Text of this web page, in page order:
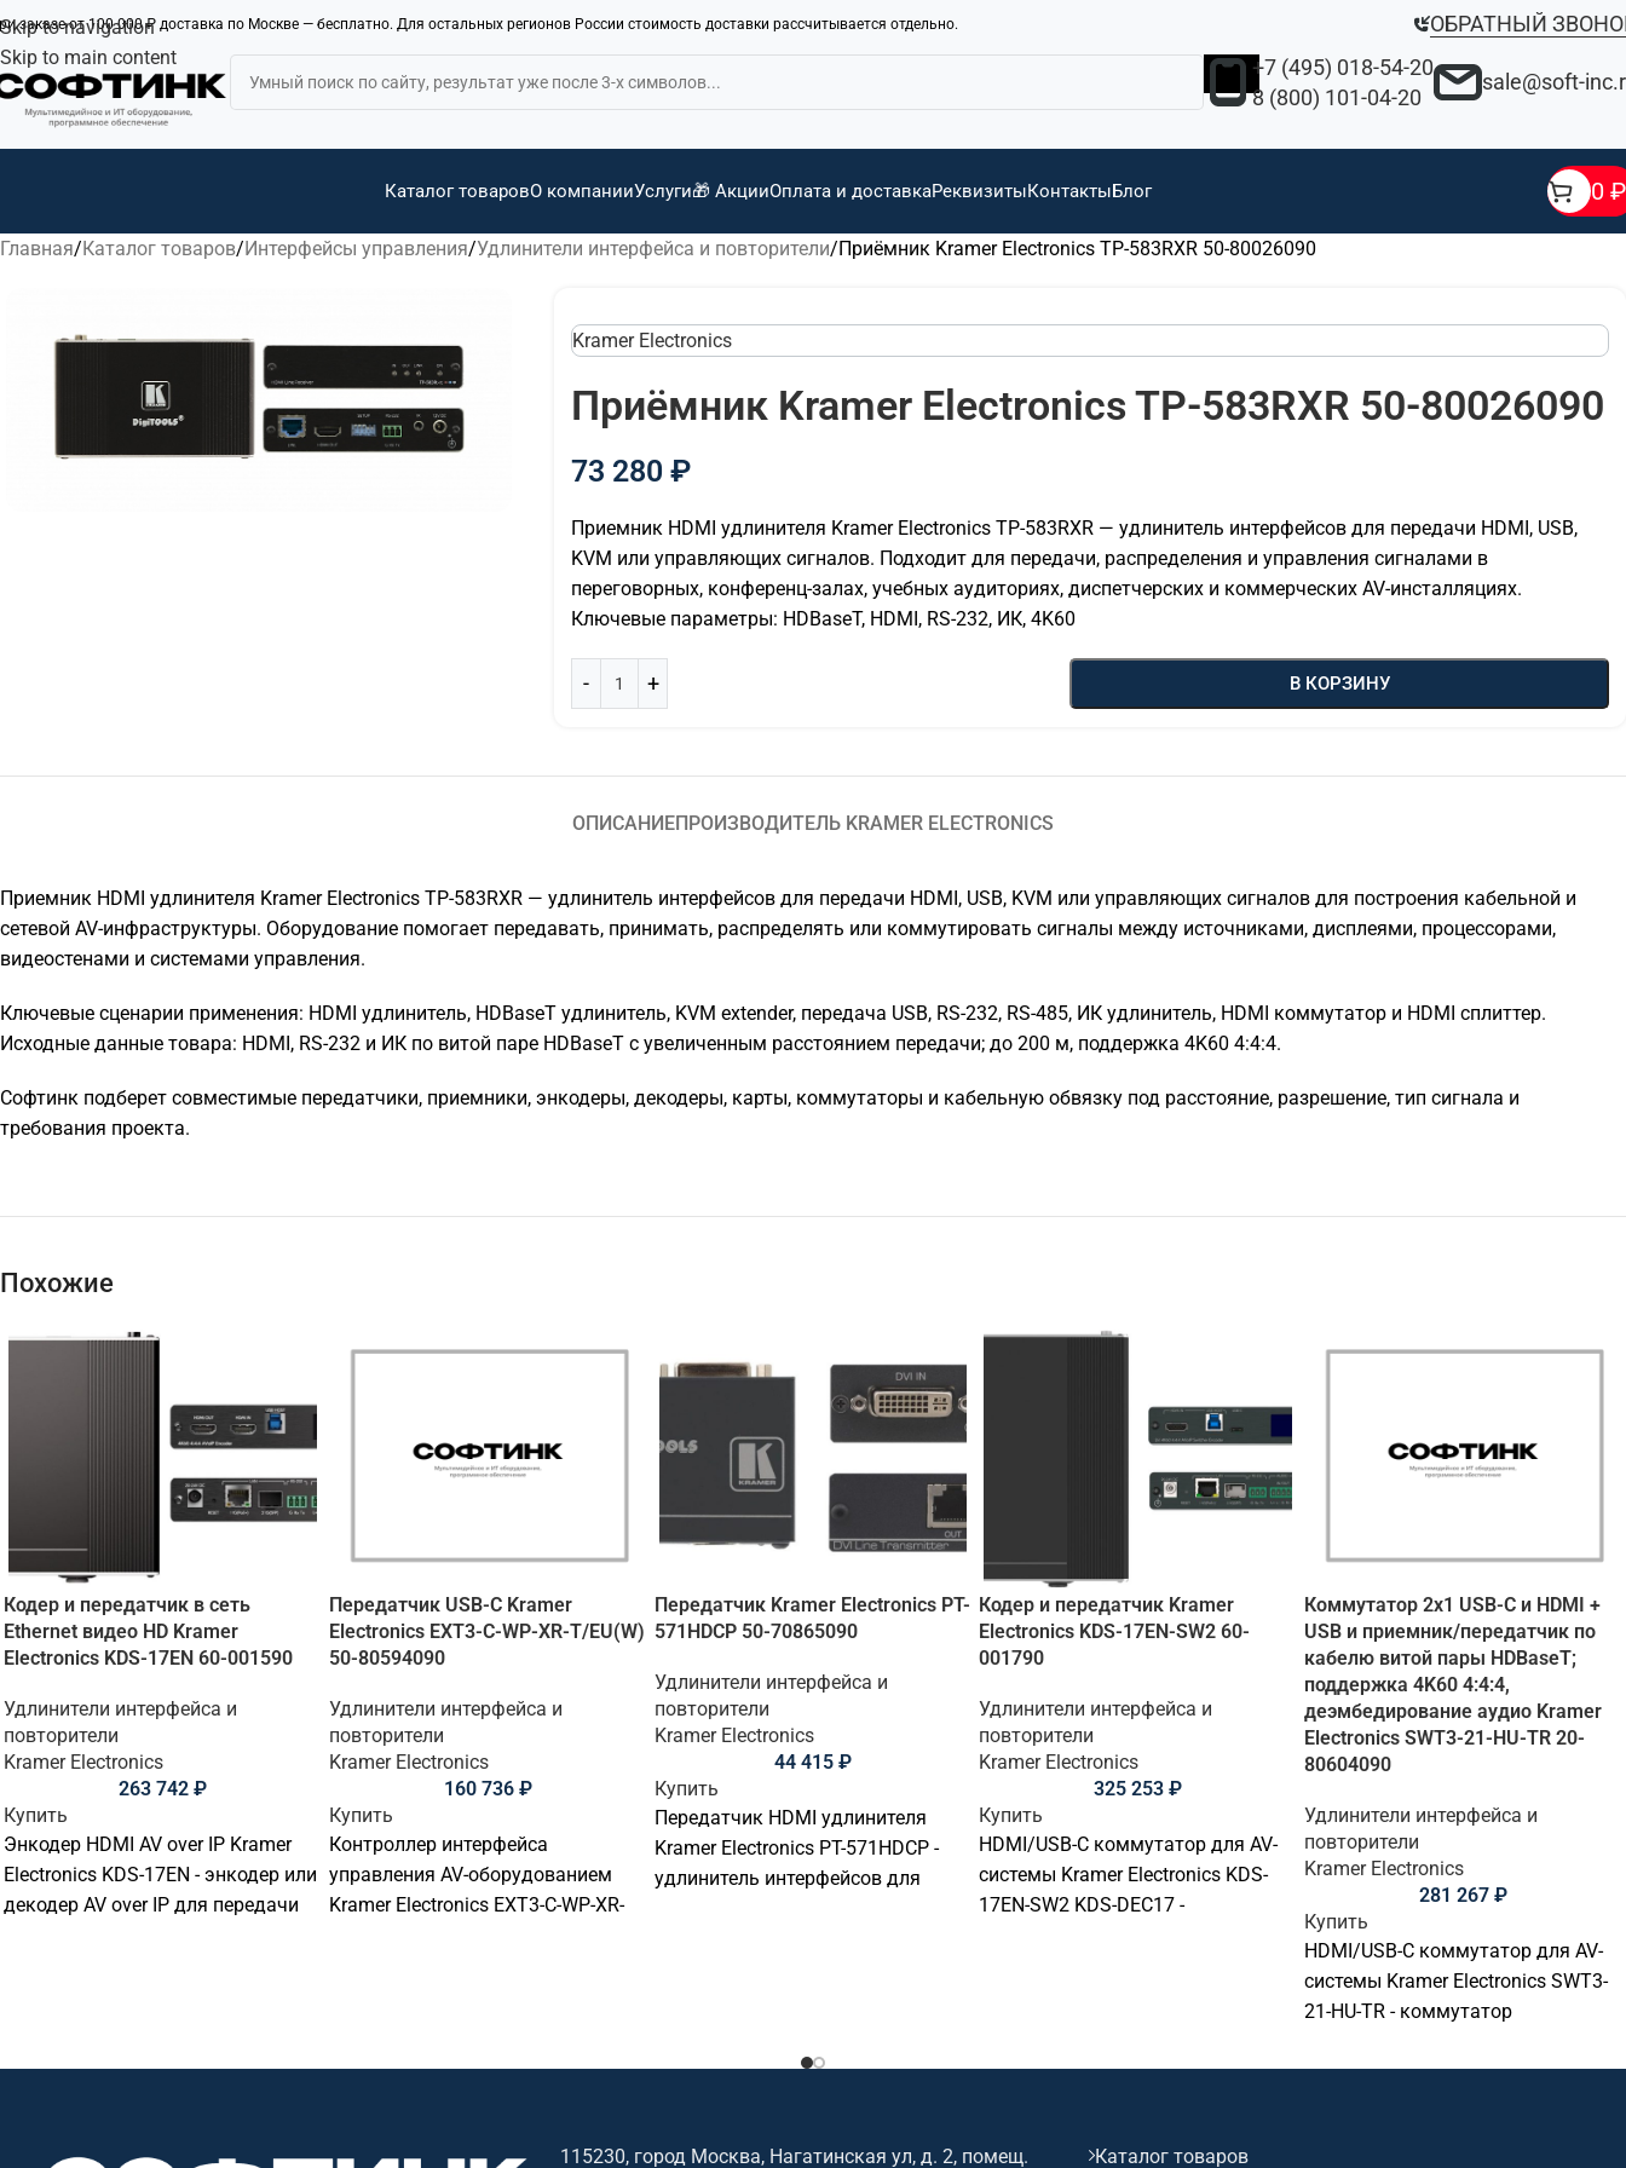
Skip to navigation
Skip to main content
заказе от 100 000 ₽ доставка по Москве — бесплатно. Для остальных регионов России стоимость доставки рассчитывается отдельно.
ОБРАТНЫЙ
+7 (495) 018-54-20
8 (800) 101-04-20
sale@soft-
Каталог товаровО компанииУслуги🎁 АкцииОплата и доставкаРеквизитыКонтактыБлог 0 ₽
Главная Каталог товаров Интерфейсы управления Удлинители интерфейса и повторители Приёмник Kramer Electronics TP-583RXR 50-80026090
Kramer Electronics
Приёмник Kramer Electronics TP-583RXR 50-80026090
73 280 ₽
Приемник HDMI удлинителя Kramer Electronics TP-583RXR — удлинитель интерфейсов для передачи HDMI, USB,
KVM или управляющих сигналов. Подходит для передачи, распределения и управления сигналами в
переговорных, конференц-залах, учебных аудиториях, диспетчерских и коммерческих AV-инсталляциях.
Ключевые параметры: HDBaseT, HDMI, RS-232, ИК, 4K60
В КОРЗИНУ
ОПИСАНИЕПРОИЗВОДИТЕЛЬ KRAMER ELECTRONICS
Приемник HDMI удлинителя Kramer Electronics TP-583RXR — удлинитель интерфейсов для передачи HDMI, USB, KVM или управляющих сигналов для построения кабельной и
сетевой AV-инфраструктуры. Оборудование помогает передавать, принимать, распределять или коммутировать сигналы между источниками, дисплеями, процессорами,
видеостенами и системами управления.
Ключевые сценарии применения: HDMI удлинитель, HDBaseT удлинитель, KVM extender, передача USB, RS-232, RS-485, ИК удлинитель, HDMI коммутатор и HDMI сплиттер.
Исходные данные товара: HDMI, RS-232 и ИК по витой паре HDBaseT с увеличенным расстоянием передачи; до 200 м, поддержка 4K60 4:4:4.
Софтинк подберет совместимые передатчики, приемники, энкодеры, декодеры, карты, коммутаторы и кабельную обвязку под расстояние, разрешение, тип сигнала и
требования проекта.
Похожие
Кодер и передатчик в сеть
Ethernet видео HD Kramer
Electronics KDS-17EN 60-001590
Удлинители интерфейса и
повторители
Kramer Electronics
263 742 ₽
Купить
Энкодер HDMI AV over IP Kramer
Electronics KDS-17EN - энкодер или
декодер AV over IP для передачи
Передатчик USB-C Kramer
Electronics EXT3-C-WP-XR-T/EU(W)
50-80594090
Удлинители интерфейса и
повторители
Kramer Electronics
160 736 ₽
Купить
Контроллер интерфейса
управления AV-оборудованием
Kramer Electronics EXT3-C-WP-XR-
инсталляций. Интерфейсы и
Передатчик Kramer Electronics PT-
571HDCP 50-70865090
Удлинители интерфейса и
повторители
Kramer Electronics
44 415 ₽
Купить
Передатчик HDMI удлинителя
Kramer Electronics PT-571HDCP -
удлинитель интерфейсов для
учебных аудиториях,
параметры: HDMI, DVI
Кодер и передатчик Kramer
Electronics KDS-17EN-SW2 60-
001790
Удлинители интерфейса и
повторители
Kramer Electronics
325 253₽
Купить
HDMI/USB-C коммутатор для AV-
системы Kramer Electronics KDS-
17EN-SW2 KDS-DEC17 -
коммерческих AV-инсталляциях.
Коммутатор 2х1 USB-C и HDMI +
USB и приемник/передатчик по
кабелю витой пары HDBaseT;
поддержка 4K60 4:4:4,
деэмбедирование аудио Kramer
Electronics SWT3-21-HU-TR 20-
80604090
Удлинители интерфейса и
повторители
Kramer Electronics
281 267₽
Купить
HDMI/USB-C коммутатор для AV-
системы Kramer Electronics SWT3-
21-HU-TR - коммутатор
профессиональной AV-системы.
115230, город Москва, Нагатинская ул, д. 2, помещ. Каталог товаров